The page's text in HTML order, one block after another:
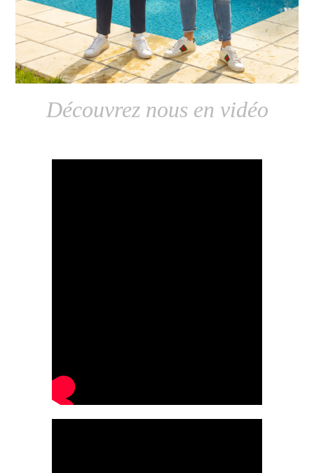
Découvrez nous en vidéo